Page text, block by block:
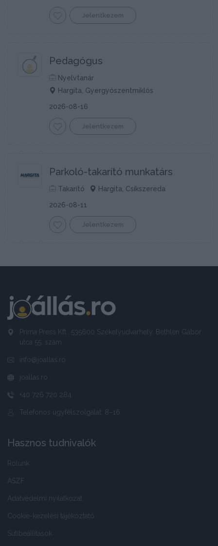
Jelentkezem
Pedagógus
Nyelvtanár
Hargita, Gyergyószentmiklós
2026-08-16
Jelentkezem
Parkoló-takarító munkatárs
Takarító Hargita, Csíkszereda
2026-08-11
Jelentkezem
Príma Press Kft., 535600 Székelyudvarhely, Bethlen Gábor
utca 55. szám
info@joallas.ro
joallas.ro
+40 726 720 284
Telefonos ügyfélszolgálat: 8–16
Hasznos tudnivalók
Rólunk
ÁSZF
Adatvédelmi nyilatkozat
Cookie-kezelési tájékoztató
Sütibeállítások